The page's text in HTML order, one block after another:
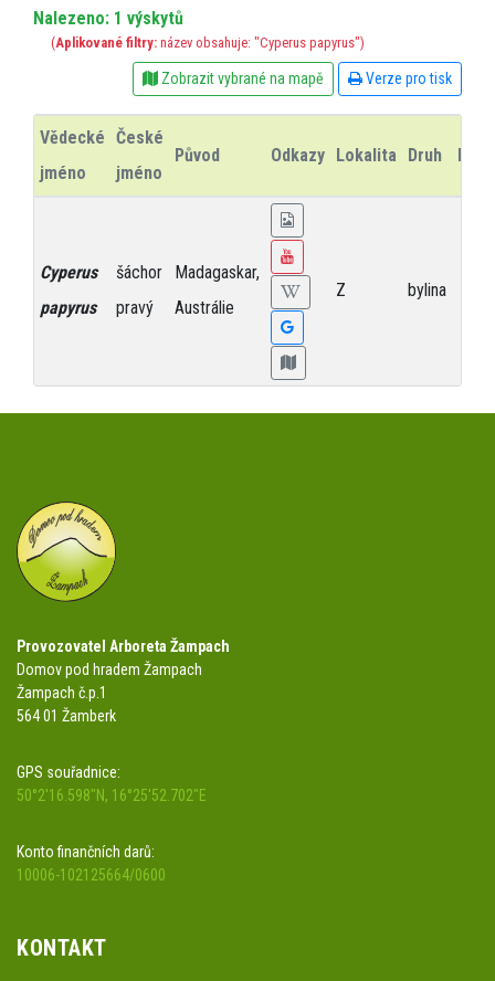
Nalezeno: 1 výskytů
(Aplikované filtry: název obsahuje: "Cyperus papyrus")
Zobrazit vybrané na mapě Verze pro tisk
Vědecké
jméno
České
jméno
Původ Odkazy Lokalita Druh Rok
Cyperus
papyrus
šáchor
pravý
Madagaskar,
Austrálie
Z bylina
Provozovatel Arboreta Žampach
Domov pod hradem Žampach
Žampach č.p.1
564 01 Žamberk
GPS souřadnice:
50°2'16.598"N, 16°25'52.702"E
Konto finančních darů:
10006-102125664/0600
KONTAKT